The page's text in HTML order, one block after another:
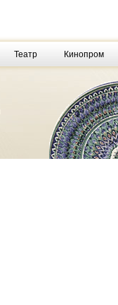
Театр Кинопром